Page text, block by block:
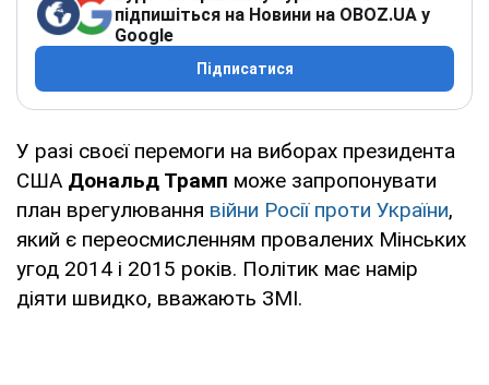
підпишіться на Новини на OBOZ.UA у
Google
Підписатися
У разі своєї перемоги на виборах президента
США Дональд Трамп може запропонувати
план врегулювання війни Росії проти України,
який є переосмисленням провалених Мінських
угод 2014 і 2015 років. Політик має намір
діяти швидко, вважають ЗМІ.